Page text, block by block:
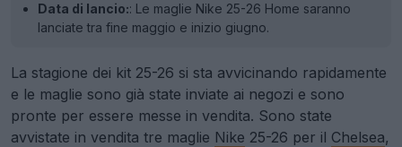
Data di lancio:: Le maglie Nike 25-26 Home saranno
lanciate tra fine maggio e inizio giugno.
La stagione dei kit 25-26 si sta avvicinando rapidamente
e le maglie sono già state inviate ai negozi e sono
pronte per essere messe in vendita. Sono state
avvistate in vendita tre maglie Nike 25-26 per il Chelsea,